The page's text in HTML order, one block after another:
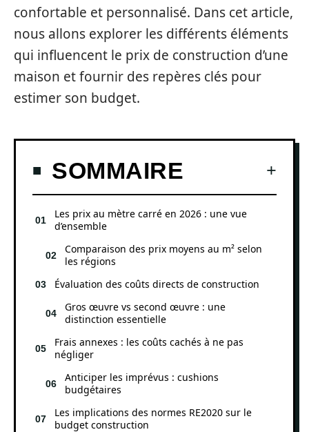
confortable et personnalisé. Dans cet article,
nous allons explorer les différents éléments
qui influencent le prix de construction d’une
maison et fournir des repères clés pour
estimer son budget.
SOMMAIRE
Les prix au mètre carré en 2026 : une vue
d’ensemble
Comparaison des prix moyens au m² selon
les régions
Évaluation des coûts directs de construction
Gros œuvre vs second œuvre : une
distinction essentielle
Frais annexes : les coûts cachés à ne pas
négliger
Anticiper les imprévus : cushions
budgétaires
Les implications des normes RE2020 sur le
budget construction